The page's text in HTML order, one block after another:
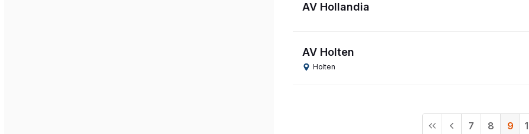
AV Hollandia
AV Holten
Holten
7 8 9